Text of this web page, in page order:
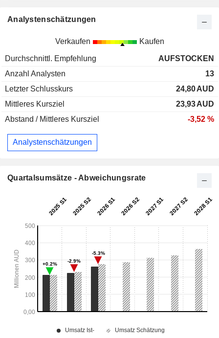
Analystenschätzungen
Verkaufen Kaufen
Durchschnittl. Empfehlung
AUFSTOCKEN
Anzahl Analysten
13
Letzter Schlusskurs
24,80AUD
Mittleres Kursziel
23,93AUD
Abstand / Mittleres Kursziel
-3,52 %
Analystenschätzungen
Quartalsumsätze - Abweichungsrate